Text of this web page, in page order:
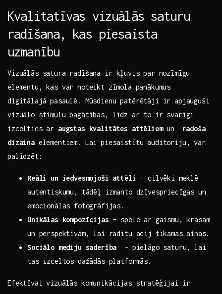
Kvalitatīvas vizuālās saturu
radīšana, kas piesaista
uzmanību
Vizuālās ​satura radīšana ir kļuvis ⁣par nozīmīgu
‍elementu, kas var noteikt ⁢zīmola panākumus
digitālajā pasaulē. Mūsdienu patērētāji ir apjauguši
vizuālo stimulu bagātības, līdz ar to ir ‍svarīgi
izcelties ‌ar augstas kvalitātes attēliemun ⁣ radoša
dizainaelementiem. Lai ​piesaistītu auditoriju, var
palīdzēt:
Reāli un iedvesmojoši attēli – cilvēki meklē
autentiskumu, tādēļ izmanto dzīvespriecīgas un
emocionālas fotogrāfijas.
Unikālas kompozīcijas – spēlē ar​ gaismu, krāsām
un perspektīvām, lai radītu acij tīkamas ⁢ainas.
Sociālo mediju saderība ​ – pielāgo saturu, lai
tas ‍izceltos dažādās platformās.
Efektīvai vizuālās komunikācijas stratēģijai ir